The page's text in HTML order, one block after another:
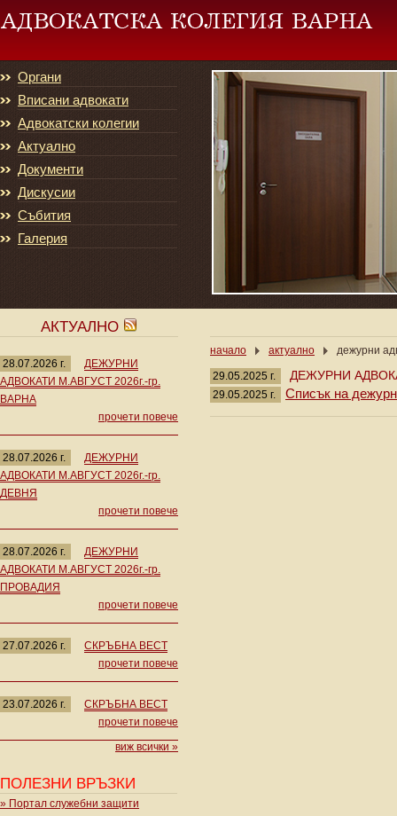
Органи
Вписани адвокати
Адвокатски колегии
Актуално
Документи
Дискусии
Събития
Галерия
АКТУАЛНО
28.07.2026 г.
ДЕЖУРНИ
АДВОКАТИ М.АВГУСТ 2026г.-гр.
ВАРНА
прочети повече
28.07.2026 г.
ДЕЖУРНИ
АДВОКАТИ М.АВГУСТ 2026г.-гр.
ДЕВНЯ
прочети повече
28.07.2026 г.
ДЕЖУРНИ
АДВОКАТИ М.АВГУСТ 2026г.-гр.
ПРОВАДИЯ
прочети повече
27.07.2026 г.
СКРЪБНА ВЕСТ
прочети повече
23.07.2026 г.
СКРЪБНА ВЕСТ
прочети повече
виж всички »
ПОЛЕЗНИ ВРЪЗКИ
» Портал служебни защити
начало актуално дежурни
29.05.2025 г. ДЕЖУРНИ
29.05.2025 г. Списък на